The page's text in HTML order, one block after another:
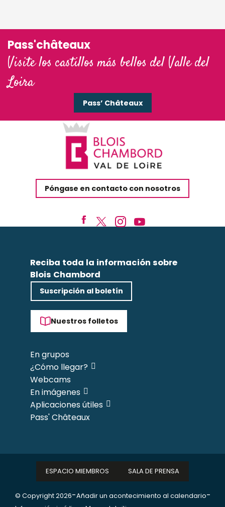
Pass'châteaux
Visite los castillos más bellos del Valle del
Loira
Pass’ Châteaux
Póngase en contacto con nosotros
Reciba toda la información sobre
Blois Chambord
Suscripción al boletín
Nuestros folletos
En grupos
¿Cómo llegar?
Webcams
En imágenes
Aplicaciones útiles
Pass' Châteaux
© Copyright 2026-Añadir un acontecimiento al calendario-
ESPACIO MIEMBROS SALA DE PRENSA